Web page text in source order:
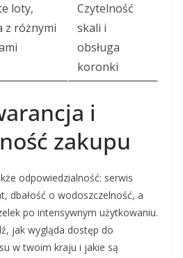
loty,
z różnymi
Czytelność
skali i
obsługa
koronki
i
zakupu
odpowiedzialność: serwis
dbałość o wodoszczelność, a
po intensywnym użytkowaniu.
jak wygląda dostęp do
w twoim kraju i jakie są